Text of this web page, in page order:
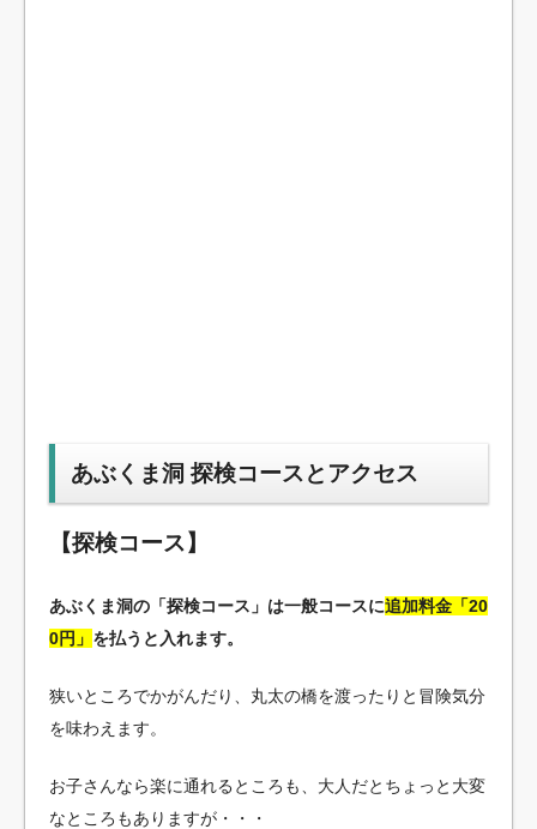
あぶくま洞 探検コースとアクセス
【探検コース】
あぶくま洞の「探検コース」は一般コースに追加料金「20
0円」 を払うと入れます。
狭いところでかがんだり、丸太の橋を渡ったりと冒険気分
を味わえます。
お子さんなら楽に通れるところも、大人だとちょっと大変
なところもありますが・・・